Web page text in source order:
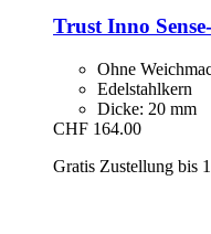
TrustInno
Ohne
Edelstahlkern
Dicke: 20 mm
CHF 164.00
Gratis Zustellung bis